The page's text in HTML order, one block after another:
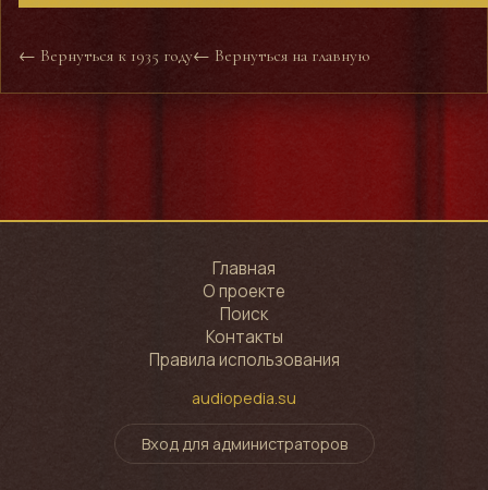
← Вернуться к 1935 году← Вернуться на главную
Главная
О проекте
Поиск
Контакты
Правила использования
audiopedia.su
Вход для администраторов